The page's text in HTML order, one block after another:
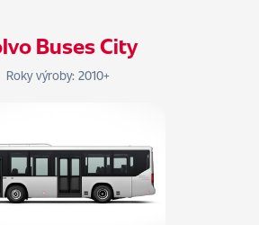
Buses City
Roky výroby: 2010+